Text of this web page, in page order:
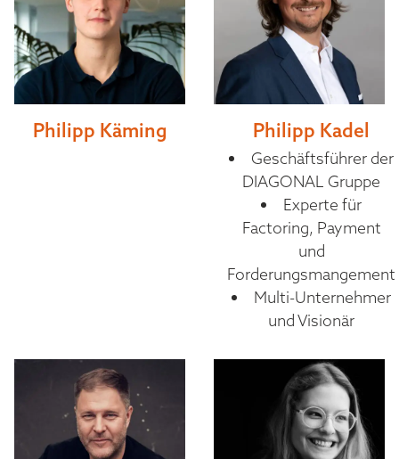
Philipp Käming Philipp Kadel
Geschäftsführer der
DIAGONAL Gruppe
Experte für
Factoring, Payment
und
Forderungsmangement
Multi-Unternehmer
und Visionär